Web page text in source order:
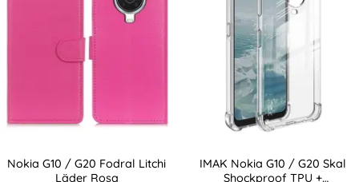
Nokia G10 / G20 Fodral Litchi
Läder Rosa
IMAK Nokia G10 / G20 Skal
Shockproof TPU +